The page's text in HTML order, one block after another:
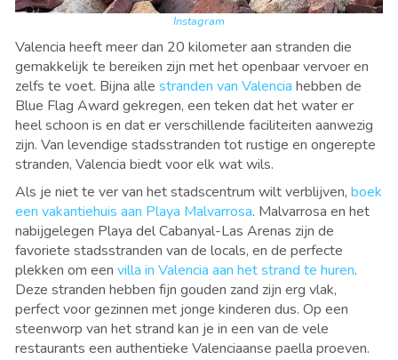
Instagram
Valencia heeft meer dan 20 kilometer aan stranden die
gemakkelijk te bereiken zijn met het openbaar vervoer en
zelfs te voet. Bijna alle stranden van Valencia hebben de
Blue Flag Award gekregen, een teken dat het water er
heel schoon is en dat er verschillende faciliteiten aanwezig
zijn. Van levendige stadsstranden tot rustige en ongerepte
stranden, Valencia biedt voor elk wat wils.
Als je niet te ver van het stadscentrum wilt verblijven, boek
een vakantiehuis aan Playa Malvarrosa. Malvarrosa en het
nabijgelegen Playa del Cabanyal-Las Arenas zijn de
favoriete stadsstranden van de locals, en de perfecte
plekken om een villa in Valencia aan het strand te huren.
Deze stranden hebben fijn gouden zand zijn erg vlak,
perfect voor gezinnen met jonge kinderen dus. Op een
steenworp van het strand kan je in een van de vele
restaurants een authentieke Valenciaanse paella proeven.